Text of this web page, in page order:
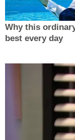
Why this
best every day